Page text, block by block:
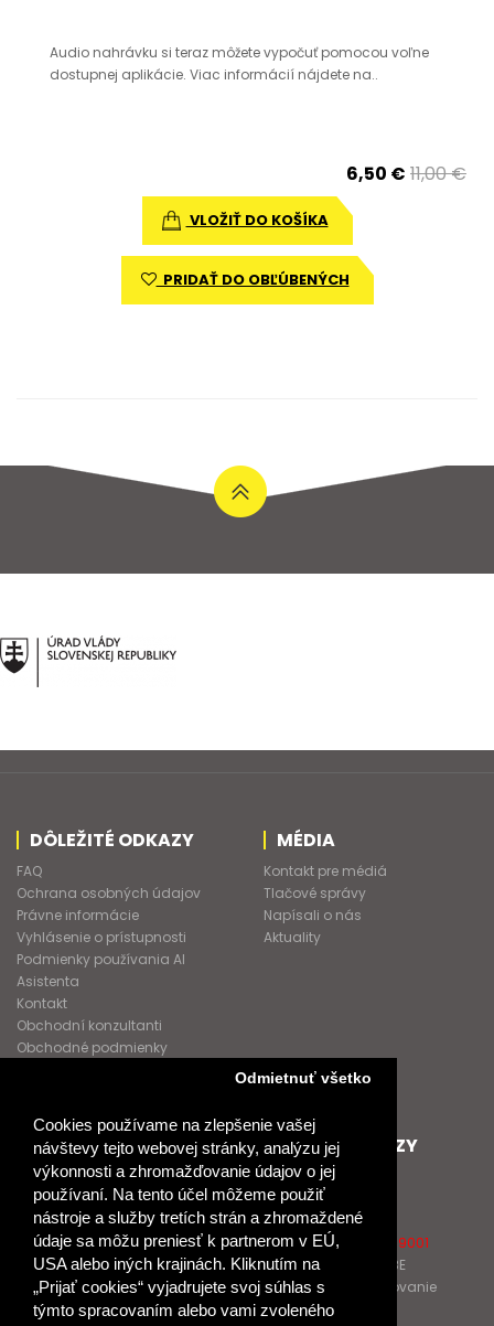
Cookies používame na zlepšenie vašej
návštevy tejto webovej stránky, analýzu jej
výkonnosti a zhromažďovanie údajov o jej
používaní. Na tento účel môžeme použiť
nástroje a služby tretích strán a zhromaždené
údaje sa môžu preniesť k partnerom v EÚ,
USA alebo iných krajinách. Kliknutím na
„Prijať cookies“ vyjadrujete svoj súhlas s
týmto spracovaním alebo vami zvoleného
Odmietnuť všetko
Audio nahrávku si teraz môžete vypočuť pomocou voľne
dostupnej aplikácie. Viac informácií nájdete na..
6,50 € 11,00 €
VLOŽIŤ DO KOŠÍKA
PRIDAŤ DO OBĽÚBENÝCH
DÔLEŽITÉ ODKAZY
FAQ
Ochrana osobných údajov
Právne informácie
Vyhlásenie o prístupnosti
Podmienky používania AI
Asistenta
Kontakt
Obchodní konzultanti
Obchodné podmienky
MÉDIA
Kontakt pre médiá
Tlačové správy
Napísali o nás
Aktuality
SPOLUPRACUJEME
Podporujeme
Naše projekty
Spolupracujeme
Pošlite nám správu
ĎALŠIE ODKAZY
O Raabe
O Klett
Naši autori
Certifikát kvality ISO 9001
Klientska zóna RAABE
Katalógy na prelistovanie